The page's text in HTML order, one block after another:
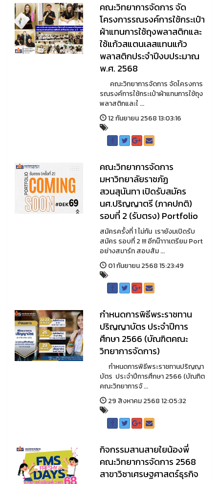
คณะวิทยาการจัดการ จัด
โครงการรณรงค์การใช้กระเป๋า
ผ้าแทนการใช้ถุงพลาสติกและ
ใช้แก้วสแตนเลสแทนแก้ว
พลาสติกประจำปีงบประมาณ
พ.ศ. 2568
คณะวิทยาการจัดการ จัดโครงการ
รณรงค์การใช้กระเป๋าผ้าแทนการใช้ถุง
พลาสติกและใ ...
12 กันยายน 2568 13:03:16
คณะวิทยาการจัดการ
มหาวิทยาลัยราชภัฏ
สวนสุนันทา เปิดรับสมัคร
นศ.ปริญญาตรี (ภาคปกติ)
รอบที่ 2 (รับตรง) Portfolio
สมัครครั้งที่ 1 ไม่ทัน เรายังมเปิดรับ
สมัคร รอบที่ 2 !!! อีกน๊าาาเตรียม Port
อย่างสมาร์ท สอบสัม ...
01 กันยายน 2568 15:23:49
กำหนดการพิธีพระราชทาน
ปริญญาบัตร ประจำปีการ
ศึกษา 2566 (บัณฑิตคณะ
วิทยาการจัดการ)
กำหนดการพิธีพระราชทานปริญญา
บัตร ประจำปีการศึกษา 2566 (บัณฑิต
คณะวิทยาการจั ...
29 สิงหาคม 2568 12:05:32
กิจกรรมสานสายใยน้องพี่
คณะวิทยาการจัดการ 2568
สาขาวิชาเศรษฐศาสตร์ธุรกิจ